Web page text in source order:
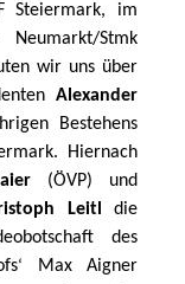
Steiermark, im
Stmk
wir uns über
Alexander
Bestehens
Hiernach
Leitl
die
des
‘ Max Aigner